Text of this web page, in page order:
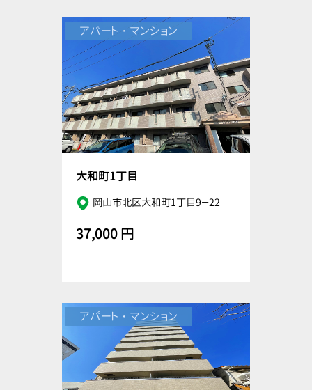
アパート・マンション
大和町1丁目
岡山市北区大和町1丁目9－22
37,000 円
アパート・マンション